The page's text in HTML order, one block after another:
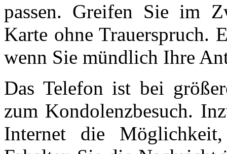
passen. Greifen Sie im
Karte ohne Trauerspruch.
wenn Sie mündlich Ihre
Das Telefon ist bei
zum Kondolenzbesuch.
Internet die